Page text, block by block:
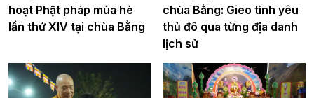
hoạt Phật pháp mùa hè
lần thứ XIV tại chùa Bằng
chùa Bằng: Gieo tình yêu
thủ đô qua từng địa danh
lịch sử